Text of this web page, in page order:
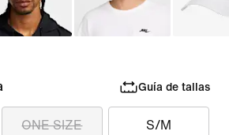
Guía de tallas
ONE SIZE S/M